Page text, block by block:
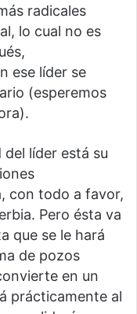
radicales
lo cual no es
ese líder se
(esperemos
líder está su
con todo a favor,
Pero ésta va
que se le hará
de pozos
en un
prácticamente al